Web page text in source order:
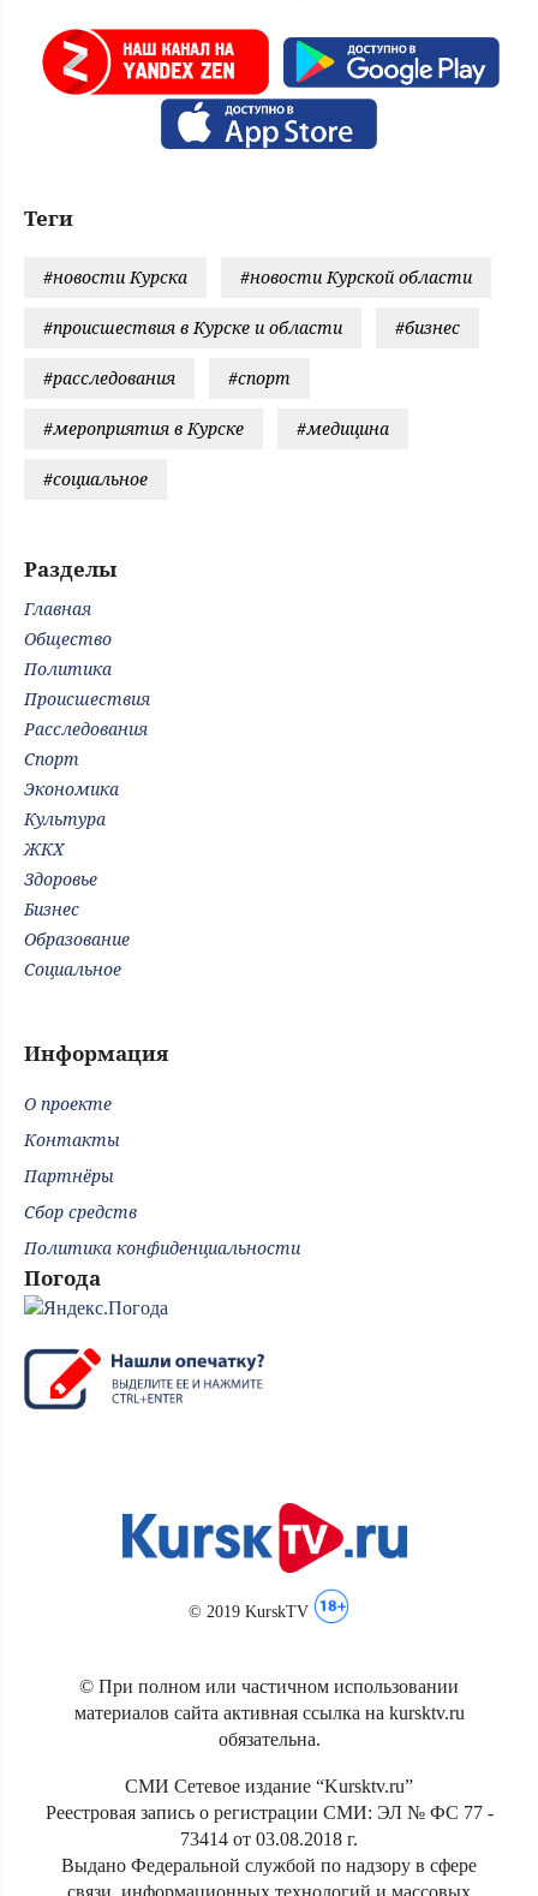
Теги
#новости Курска #новости Курской области
#происшествия в Курске и области #бизнес
#расследования #спорт
#мероприятия в Курске #медицина
#социальное
Разделы
Главная
Общество
Политика
Происшествия
Расследования
Спорт
Экономика
Культура
ЖКХ
Здоровье
Бизнес
Образование
Социальное
Информация
О проекте
Контакты
Партнёры
Сбор средств
Политика конфиденциальности
Погода
© 2019 KurskTV
© При полном или частичном использовании
материалов сайта активная ссылка на kursktv.ru
обязательна.
СМИ Сетевое издание “Kursktv.ru”
Реестровая запись о регистрации СМИ: ЭЛ № ФС 77 -
73414 от 03.08.2018 г.
Выдано Федеральной службой по надзору в сфере